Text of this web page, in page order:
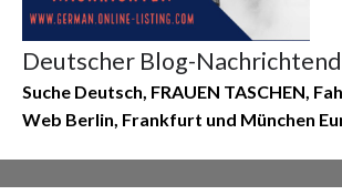
Deutscher Blog-
Suche Deutsch, FRAUEN TASCHEN,
Web Berlin, Frankfurt und München